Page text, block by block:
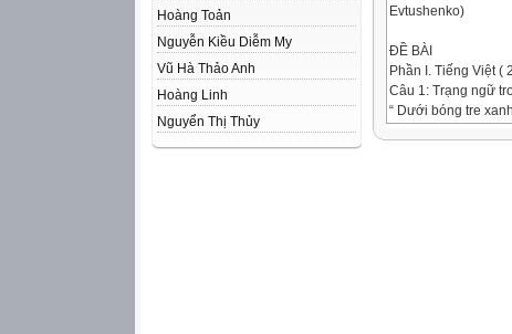
Hoàng Toản
Nguyễn Kiều Diễm My
Vũ Hà Thảo Anh
Hoàng Linh
Nguyển Thị Thủy
Evtushenko)
ĐỀ BÀI
Phần I. Tiếng Việt (
Câu 1: Trạng ngữ
“ Dưới bóng tre